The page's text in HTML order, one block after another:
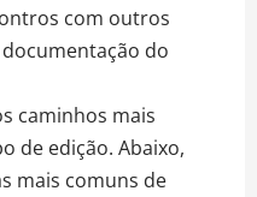
com outros
do
caminhos mais
de edição. Abaixo,
mais comuns de